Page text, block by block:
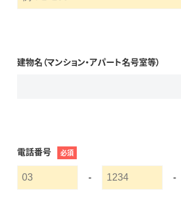
建物名（マンション・アパート名号室等）
電話番号 必須
- -